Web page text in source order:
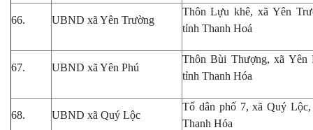
66. UBND xã Yên Trường
Thôn Lựu khê, xã Yên
tỉnh Thanh Hoá
67. UBND xã Yên Phú
Thôn Bùi Thượng, xã Yên
tỉnh Thanh Hóa
68. UBND xã Quý Lộc
Tổ dân phố 7, xã Quý
Thanh Hóa